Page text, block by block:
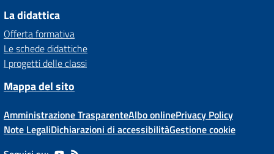
La didattica
Offerta formativa
Le schede didattiche
I progetti delle classi
Mappa del sito
Amministrazione TrasparenteAlbo onlinePrivacy Policy
Note LegaliDichiarazioni di accessibilitàGestione cookie